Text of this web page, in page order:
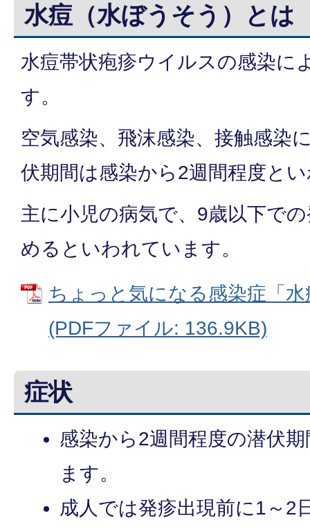
水痘（水ぼうそう）とは
水痘帯状疱疹ウイルスの感染に
す。
空気感染、飛沫感染、接触感染
伏期間は感染から2週間程度と
主に小児の病気で、9歳以下で
めるといわれています。
ちょっと気になる感染症「
(PDFファイル: 136.9KB)
症状
感染から2週間程度の潜伏
ます。
成人では発疹出現前に1～2